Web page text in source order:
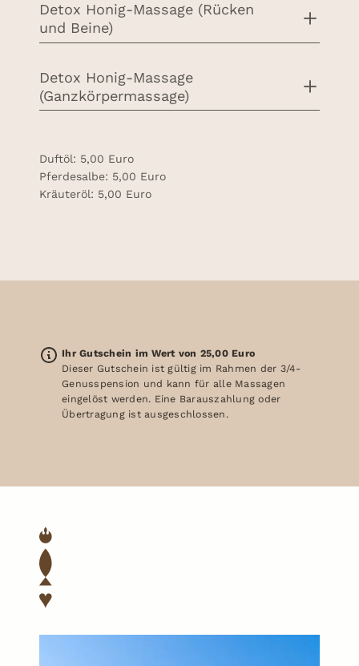
Detox Honig-Massage (Rücken
und Beine)
Detox Honig-Massage
(Ganzkörpermassage)
Duftöl: 5,00 Euro
Pferdesalbe: 5,00 Euro
Kräuteröl: 5,00 Euro
Ihr Gutschein im Wert von 25,00 Euro
Dieser Gutschein ist gültig im Rahmen der 3/4-
Genusspension und kann für alle Massagen
eingelöst werden. Eine Barauszahlung oder
Übertragung ist ausgeschlossen.